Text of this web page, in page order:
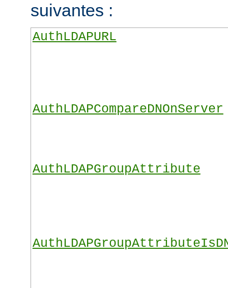
suivantes :
AuthLDAPURL
AuthLDAPCompareDNOnServer
AuthLDAPGroupAttribute